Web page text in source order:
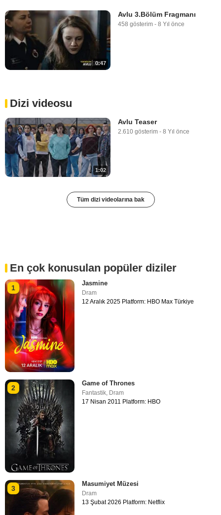
0:47
Avlu 3.Bölüm Fragmanı
458 gösterim - 8 Yıl önce
Dizi videosu
1:02
Avlu Teaser
2.610 gösterim - 8 Yıl önce
Tüm dizi videolarına bak
En çok konusulan popüler diziler
1
Jasmine
Dram
12 Aralık 2025 Platform: HBO Max Türkiye
2
Game of Thrones
Fantastik, Dram
17 Nisan 2011 Platform: HBO
3
Masumiyet Müzesi
Dram
13 Şubat 2026 Platform: Netflix